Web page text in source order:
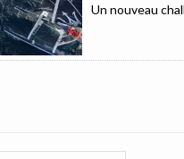
Un nouveau